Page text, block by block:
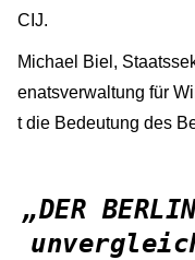
CIJ.
Michael Biel,
enatsverwaltung für
t die Bedeutung des
„DER